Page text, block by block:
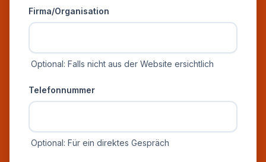
Firma/Organisation
Optional: Falls nicht aus der Website ersichtlich
Telefonnummer
Optional: Für ein direktes Gespräch